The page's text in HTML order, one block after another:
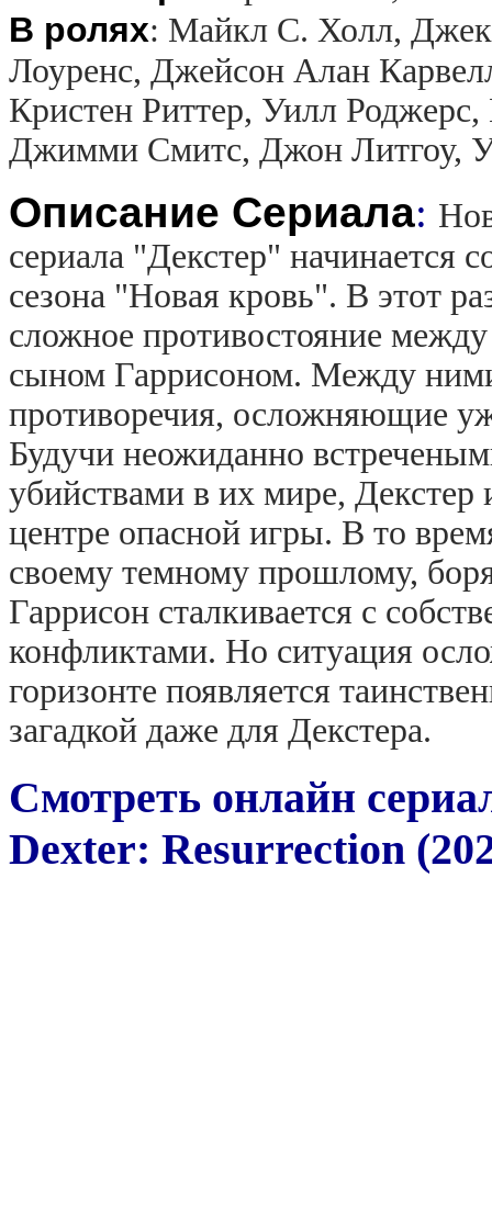
В ролях: Майкл С. Холл,
Лоуренс, Джейсон Алан
Кристен Риттер, Уилл
Джимми Смитс, Джон Литгоу,
Описание Сериала:
сериала "Декстер"
сезона "Новая кровь". В этот
сложное противостояние
сыном Гаррисоном. Между
противоречия, осложняющие
Будучи неожиданно
убийствами в их мире,
центре опасной игры. В то
своему темному прошлому,
Гаррисон сталкивается с
конфликтами. Но ситуация
горизонте появляется
загадкой даже для Декстера.
Смотреть онлайн
Dexter: Resurrection